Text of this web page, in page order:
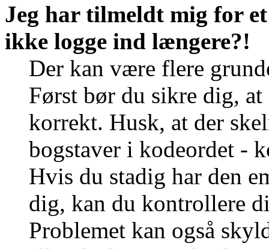
Jeg har tilmeldt mig for
ikke logge ind længere?!
Der kan være flere
Først bør du sikre dig,
korrekt. Husk, at der
bogstaver i kodeordet -
Hvis du stadig har den
dig, kan du kontrollere
Problemet kan også